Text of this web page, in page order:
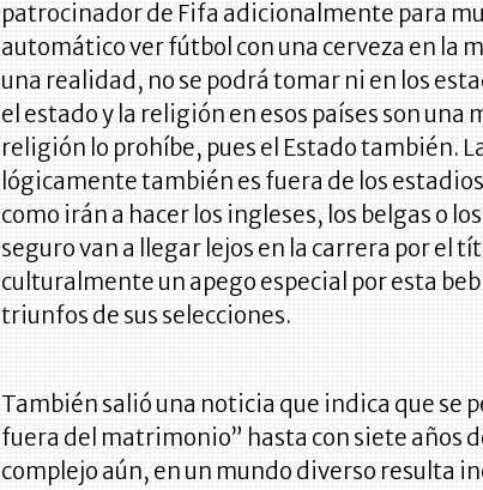
patrocinador de Fifa adicionalmente para
automático ver fútbol con una cerveza en la
una realidad, no se podrá tomar ni en los
el estado y la religión en esos países son una
religión lo prohíbe, pues el Estado también.
lógicamente también es fuera de los
como irán a hacer los ingleses, los belgas o
seguro van a llegar lejos en la carrera por el
culturalmente un apego especial por esta
triunfos de sus selecciones.
También salió una noticia que indica que se
fuera del matrimonio” hasta con siete años
complejo aún, en un mundo diverso resulta